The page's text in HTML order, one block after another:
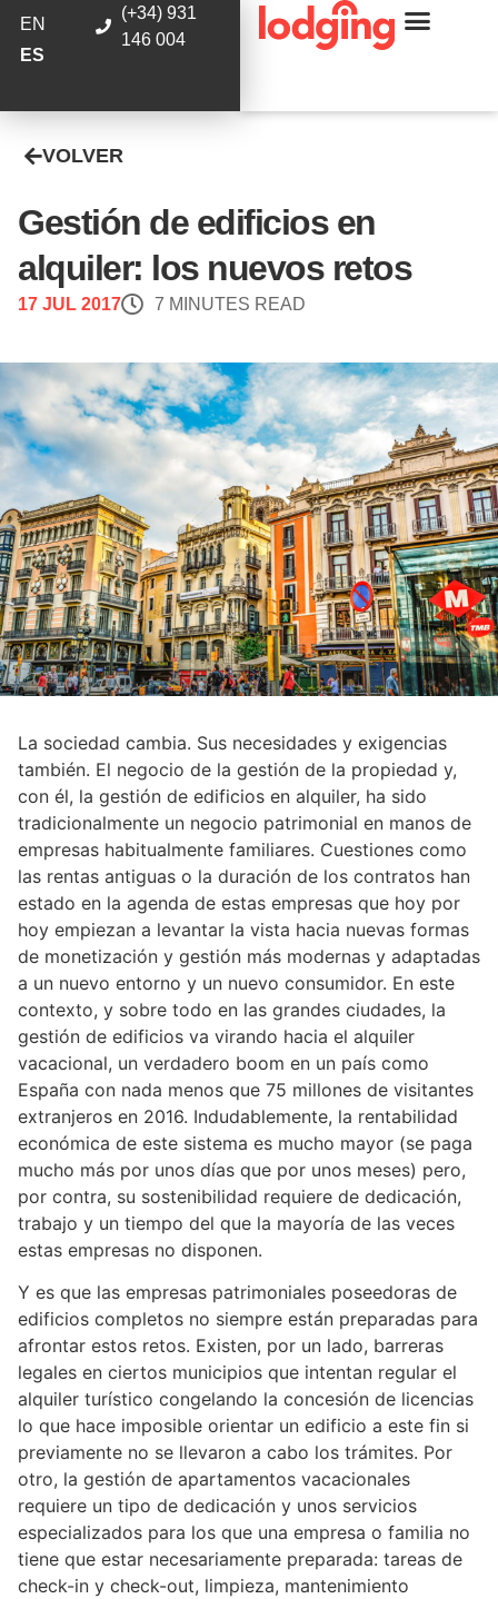
EN
ES
(+34) 931
146 004
VOLVER
Gestión de edificios en
alquiler: los nuevos retos
17 JUL 2017 7 MINUTES READ
La sociedad cambia. Sus necesidades y exigencias
también. El negocio de la gestión de la propiedad y,
con él, la gestión de edificios en alquiler, ha sido
tradicionalmente un negocio patrimonial en manos de
empresas habitualmente familiares. Cuestiones como
las rentas antiguas o la duración de los contratos han
estado en la agenda de estas empresas que hoy por
hoy empiezan a levantar la vista hacia nuevas formas
de monetización y gestión más modernas y adaptadas
a un nuevo entorno y un nuevo consumidor. En este
contexto, y sobre todo en las grandes ciudades, la
gestión de edificios va virando hacia el alquiler
vacacional, un verdadero boom en un país como
España con nada menos que 75 millones de visitantes
extranjeros en 2016. Indudablemente, la rentabilidad
económica de este sistema es mucho mayor (se paga
mucho más por unos días que por unos meses) pero,
por contra, su sostenibilidad requiere de dedicación,
trabajo y un tiempo del que la mayoría de las veces
estas empresas no disponen.
Y es que las empresas patrimoniales poseedoras de
edificios completos no siempre están preparadas para
afrontar estos retos. Existen, por un lado, barreras
legales en ciertos municipios que intentan regular el
alquiler turístico congelando la concesión de licencias
lo que hace imposible orientar un edificio a este fin si
previamente no se llevaron a cabo los trámites. Por
otro, la gestión de apartamentos vacacionales
requiere un tipo de dedicación y unos servicios
especializados para los que una empresa o familia no
tiene que estar necesariamente preparada: tareas de
check-in y check-out, limpieza, mantenimiento